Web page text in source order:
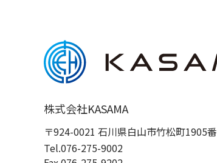
株式会社KASAMA
〒924-0021 石川県白山市竹松町1905番
Tel.076-275-9002